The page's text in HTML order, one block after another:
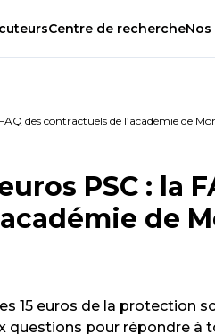
Centre de rechercheNos
des contractuels de l’académie de
PSC : la
de
15 euros de la protection
questions pour répondre